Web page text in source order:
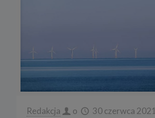
Redakcja o 30 czerwca 2021